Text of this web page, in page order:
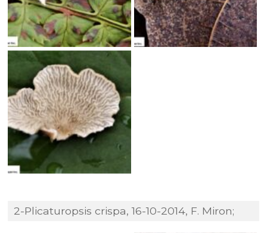
2-Plicaturopsis crispa, 16-10-2014, F. Miron;